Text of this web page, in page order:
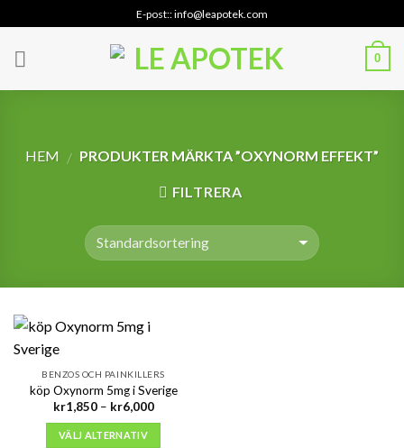
to
content
E-post:: info@leapotek.com
0
HEM / PRODUKTER MÄRKTA ”OXYNORM EFFEKT”
FILTRERA
BENZOS OCH PAINKILLERS
köp Oxynorm 5mg i Sverige
kr1,850 – kr6,000Prisintervall:
VÄLJ ALTERNATIV